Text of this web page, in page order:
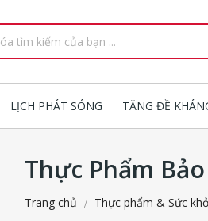
LỊCH PHÁT SÓNG TĂNG ĐỀ
Thực Phẩm
Trang chủ Thực phẩm & Sức